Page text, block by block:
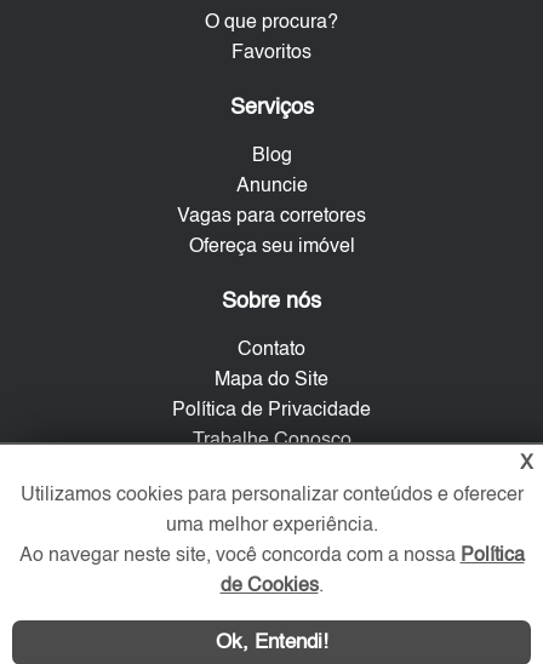
O que procura?
Favoritos
Serviços
Blog
Anuncie
Vagas para corretores
Ofereça seu imóvel
Sobre nós
Contato
Mapa do Site
Política de Privacidade
Trabalhe Conosco
Verificada por
Redes Sociais
X
Utilizamos cookies para personalizar conteúdos e oferecer
uma melhor experiência.
Ao navegar neste site, você concorda com a nossa Política
de Cookies.
Ok, Entendi!